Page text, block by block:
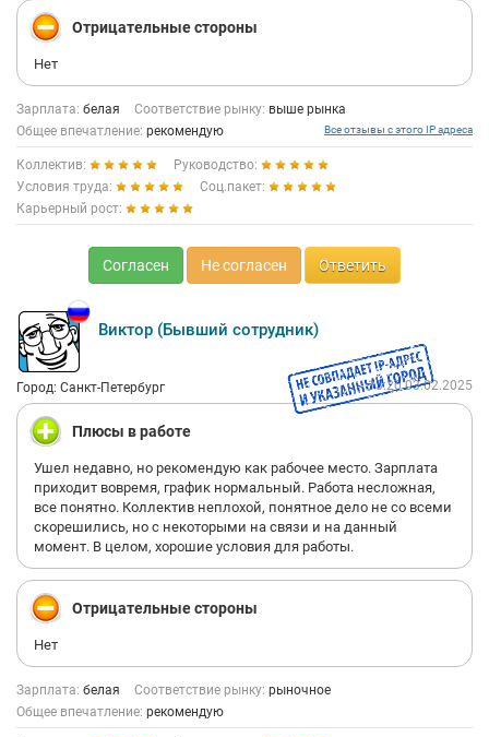
Отрицательные стороны
Нет
Зарплата: белая Соответствие рынку: выше рынка
Общее впечатление: рекомендую Все отзывы с этого IP адреса
Коллектив:
Руководство:
Условия труда:
Соц.пакет:
Карьерный рост:
Согласен Не согласен Ответить
Виктор (Бывший сотрудник)
Город: Санкт-Петербург 13:20 03.02.2025
Плюсы в работе
Ушел недавно, но рекомендую как рабочее место. Зарплата
приходит вовремя, график нормальный. Работа несложная,
все понятно. Коллектив неплохой, понятное дело не со всеми
скорешились, но с некоторыми на связи и на данный
момент. В целом, хорошие условия для работы.
Отрицательные стороны
Нет
Зарплата: белая Соответствие рынку: рыночное
Общее впечатление: рекомендую